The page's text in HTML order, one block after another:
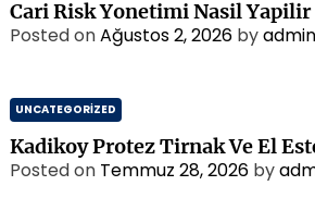
Cari Risk Yonetimi Nasil Yapilir
Posted onAğustos 2, 2026 byadmin
UNCATEGORIZED
Kadikoy Protez Tirnak Ve El
Posted on Temmuz 28, 2026 by